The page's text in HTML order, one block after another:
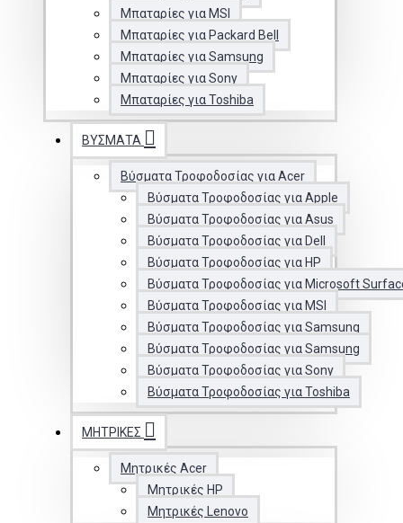
Μπαταρίες για MSI
Μπαταρίες για Packard Bell
Μπαταρίες για Samsung
Μπαταρίες για Sony
Μπαταρίες για Toshiba
ΒΎΣΜΑΤΑ
Βύσματα Τροφοδοσίας για Acer
Βύσματα Τροφοδοσίας για Apple
Βύσματα Τροφοδοσίας για Asus
Βύσματα Τροφοδοσίας για Dell
Βύσματα Τροφοδοσίας για HP
Βύσματα Τροφοδοσίας για Microsoft
Βύσματα Τροφοδοσίας για MSI
Βύσματα Τροφοδοσίας για Samsung
Βύσματα Τροφοδοσίας για Samsung
Βύσματα Τροφοδοσίας για Sony
Βύσματα Τροφοδοσίας για Toshiba
ΜΗΤΡΙΚΈΣ
Μητρικές Acer
Μητρικές HP
Μητρικές Lenovo